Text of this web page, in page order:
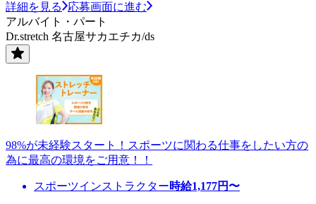
詳細を見る
応募画面に進む
アルバイト・パート
Dr.stretch 名古屋サカエチカ/ds
98%が未経験スタート！スポーツに関わる仕事をしたい方の
為に最高の環境をご用意！！
スポーツインストラクター時給1,177円〜